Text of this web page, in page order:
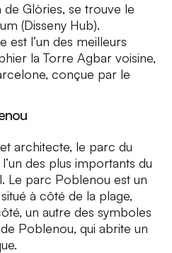
de Glòries, se trouve le
(Disseny Hub).
est l’un des meilleurs
la Torre Agbar voisine,
conçue par le
architecte, le parc du
des plus importants du
Le parc Poblenou est un
à côté de la plage,
un autre des symboles
Poblenou, qui abrite un